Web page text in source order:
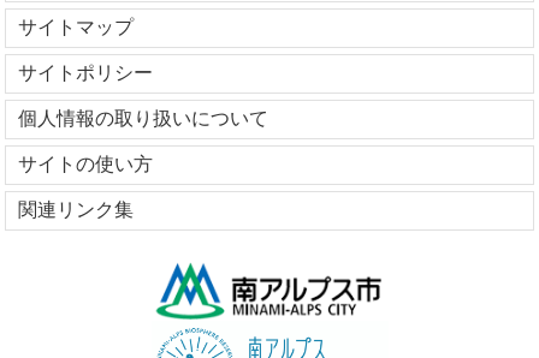
サイトマップ
サイトポリシー
個人情報の取り扱いについて
サイトの使い方
関連リンク集